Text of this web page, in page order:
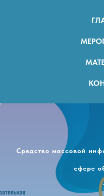
Средство массовой
сфере